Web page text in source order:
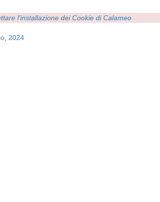
l'installazione dei Cookie di Calameo
2024